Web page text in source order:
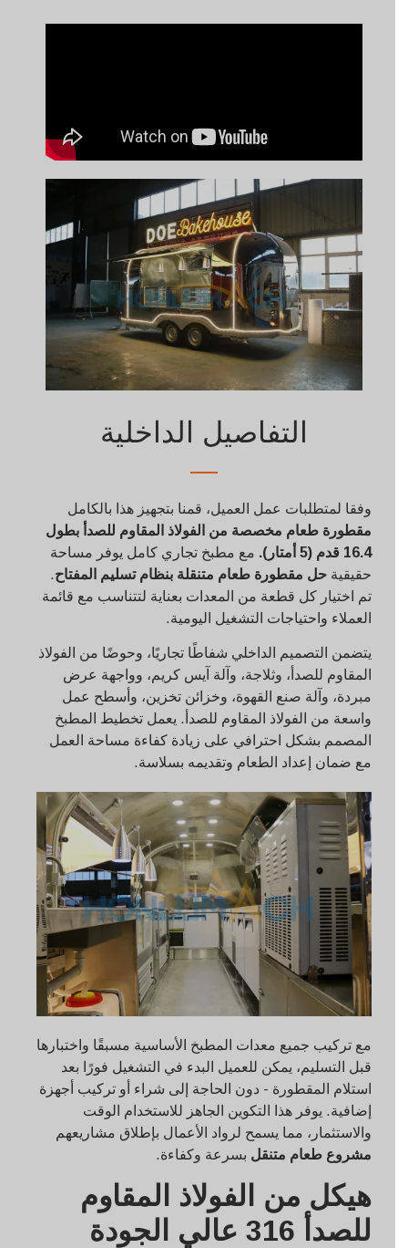
التفاصيل الداخلية
وفقا لمتطلبات عمل العميل، قمنا بتجهيز هذا بالكامل
مقطورة طعام مخصصة من الفولاذ المقاوم للصدأ بطول
16.4 قدم (5 أمتار).
مع مطبخ تجاري كامل يوفر مساحة
حقيقيةحل مقطورة طعام متنقلة بنظام تسليم المفتاح.
تم اختيار كل قطعة من المعدات بعناية لتتناسب مع قائمة
العملاء واحتياجات التشغيل اليومية.
يتضمن التصميم الداخلي شفاطًا تجاريًا، وحوضًا من الفولاذ
المقاوم للصدأ، وثلاجة، وآلة آيس كريم، وواجهة عرض
مبردة، وآلة صنع القهوة، وخزائن تخزين، وأسطح عمل
واسعة من الفولاذ المقاوم للصدأ. يعمل تخطيط المطبخ
المصمم بشكل احترافي على زيادة كفاءة مساحة العمل
مع ضمان إعداد الطعام وتقديمه بسلاسة.
مع تركيب جميع معدات المطبخ الأساسية مسبقًا واختبارها
قبل التسليم، يمكن للعميل البدء في التشغيل فورًا بعد
استلام المقطورة - دون الحاجة إلى شراء أو تركيب أجهزة
إضافية. يوفر هذا التكوين الجاهز للاستخدام الوقت
والاستثمار، مما يسمح لرواد الأعمال بإطلاق مشاريعهم
مشروع طعام متنقلبسرعة وكفاءة.
هيكل من الفولاذ المقاوم
للصدأ 316 عالي الجودة